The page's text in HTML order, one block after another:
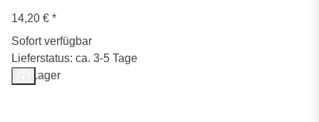
14,20 € *
Sofort verfügbar
Lieferstatus: ca. 3-5 Tage
Auf Lager